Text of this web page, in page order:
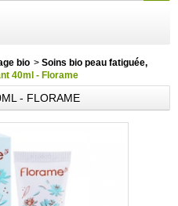
bio > Soins bio peau fatiguée,
40ml - Florame
- FLORAME